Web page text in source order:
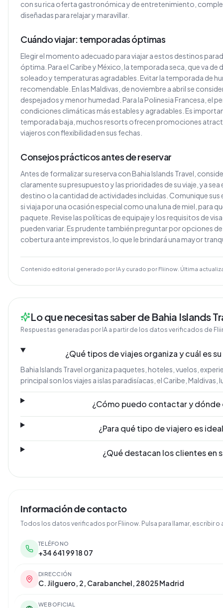
con su rica oferta gastronómica y de entretenimiento,
diseñadas para relajar y maravillar.
Cuándo viajar: temporadas óptimas
Elegir el momento adecuado para viajar a estos destinos
óptima. Para el Caribe y México, la temporada seca, que va de
soleado y temperaturas agradables. Evitar la temporada de
recomendable. En las Maldivas, de noviembre a abril se
despejados y menor humedad. Para la Polinesia Francesa, el
condiciones climáticas más estables y agradables. Es
temporada baja, muchos resorts ofrecen promociones
viajeros con flexibilidad en sus fechas.
Consejos prácticos antes de reservar
Antes de formalizar su reserva con Bahia Islands Travel,
claramente su presupuesto y las prioridades de su viaje, ya
destino o la cantidad de actividades incluidas. Comunique
si viaja por una ocasión especial como una luna de miel, para
paquete. Revise las políticas de equipaje y los requisitos de
pueden variar. Es prudente también preguntar por opciones
cobertura ante imprevistos, lo que le brindará una mayor
Contenido editorial generado por IA y curado por Fliinow. Última
Lo que necesitas saber de Bahia Islands
Respuestas generadas por IA a partir de los datos verificados de
¿Qué tipos de viajes organiza y cuál es
Bahia Islands Travel organiza paquetes, hoteles, vuelos,
principal son los viajes a islas paradisíacas, el Caribe, Maldivas,
¿Cómo puedo contactar y dónde
¿Para qué tipo de viajero es
¿Qué destacan los clientes en
Información de contacto
Todos los datos verificados por Fliinow. Pulsa para llamar, escribir o
TELÉFONO
+34 641 99 18 07
DIRECCIÓN
C. Jilguero, 2, Carabanchel, 28025 Madrid
WEB OFICIAL